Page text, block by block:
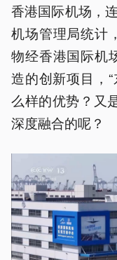
香港国际机场，
机场管理局统计
物经香港国际机
造的创新项目，
么样的优势？又
深度融合的呢？